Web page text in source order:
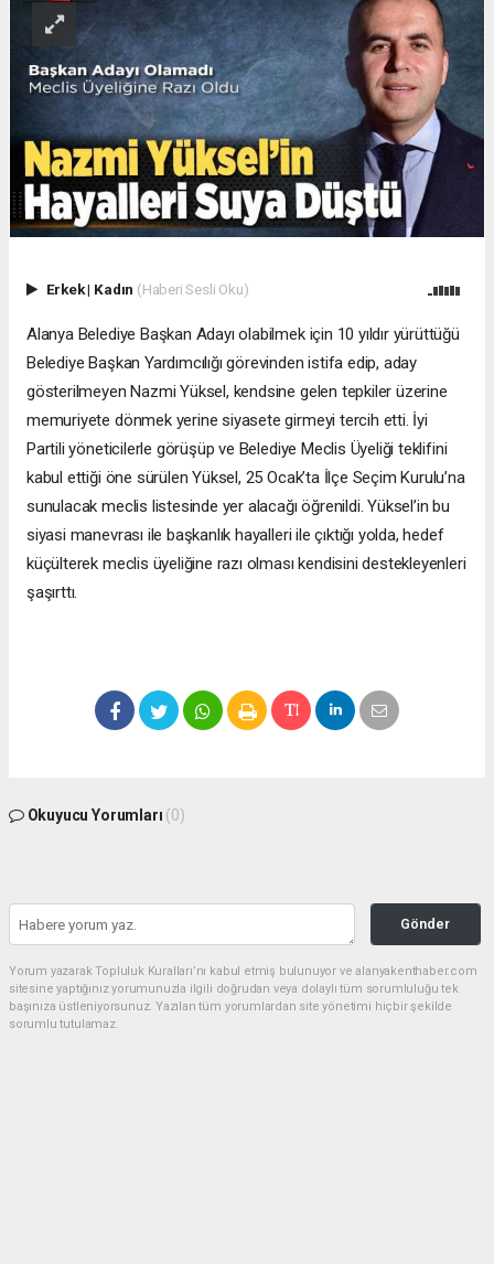
Erkek| Kadın (Haberi Sesli Oku)
Alanya Belediye Başkan Adayı olabilmek için 10 yıldır yürüttüğü
Belediye Başkan Yardımcılığı görevinden istifa edip, aday
gösterilmeyen Nazmi Yüksel, kendsine gelen tepkiler üzerine
memuriyete dönmek yerine siyasete girmeyi tercih etti. İyi
Partili yöneticilerle görüşüp ve Belediye Meclis Üyeliği teklifini
kabul ettiği öne sürülen Yüksel, 25 Ocak’ta İlçe Seçim Kurulu’na
sunulacak meclis listesinde yer alacağı öğrenildi. Yüksel’in bu
siyasi manevrası ile başkanlık hayalleri ile çıktığı yolda, hedef
küçülterek meclis üyeliğine razı olması kendisini destekleyenleri
şaşırttı.
Okuyucu Yorumları (0)
Gönder
Yorum yazarak Topluluk Kuralları’nı kabul etmiş bulunuyor ve alanyakenthaber.com
sitesine yaptığınız yorumunuzla ilgili doğrudan veya dolaylı tüm sorumluluğu tek
başınıza üstleniyorsunuz. Yazılan tüm yorumlardan site yönetimi hiçbir şekilde
sorumlu tutulamaz.